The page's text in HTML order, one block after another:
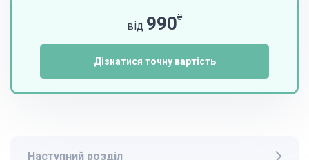
від 990₴
Дізнатися точну вартість
Наступний розділ